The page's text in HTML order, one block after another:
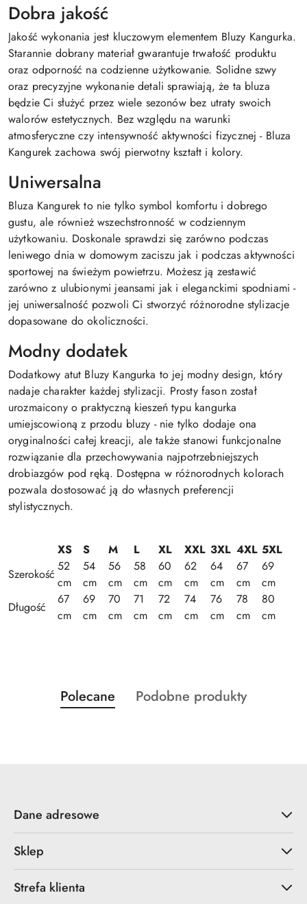
Dobra jakość
Jakość wykonania jest kluczowym elementem Bluzy Kangurka.
Starannie dobrany materiał gwarantuje trwałość produktu
oraz odporność na codzienne użytkowanie. Solidne szwy
oraz precyzyjne wykonanie detali sprawiają, że ta bluza
będzie Ci służyć przez wiele sezonów bez utraty swoich
walorów estetycznych. Bez względu na warunki
atmosferyczne czy intensywność aktywności fizycznej - Bluza
Kangurek zachowa swój pierwotny kształt i kolory.
Uniwersalna
Bluza Kangurek to nie tylko symbol komfortu i dobrego
gustu, ale również wszechstronność w codziennym
użytkowaniu. Doskonale sprawdzi się zarówno podczas
leniwego dnia w domowym zaciszu jak i podczas aktywności
sportowej na świeżym powietrzu. Możesz ją zestawić
zarówno z ulubionymi jeansami jak i eleganckimi spodniami -
jej uniwersalność pozwoli Ci stworzyć różnorodne stylizacje
dopasowane do okoliczności.
Modny dodatek
Dodatkowy atut Bluzy Kangurka to jej modny design, który
nadaje charakter każdej stylizacji. Prosty fason został
urozmaicony o praktyczną kieszeń typu kangurka
umiejscowioną z przodu bluzy - nie tylko dodaje ona
oryginalności całej kreacji, ale także stanowi funkcjonalne
rozwiązanie dla przechowywania najpotrzebniejszych
drobiazgów pod ręką. Dostępna w różnorodnych kolorach
pozwala dostosować ją do własnych preferencji
stylistycznych.
XS S M L XL XXL 3XL 4XL 5XL
Szerokość
52
cm
54
cm
56
cm
58
cm
60
cm
62
cm
64
cm
67
cm
69
cm
Długość
67
cm
69
cm
70
cm
71
cm
72
cm
74
cm
76
cm
78
cm
80
cm
Pomiń karuzelę produktów
Produkty
o
Polecane
Produkty
Podobne produkty
Dane adresowe
Sklep
Strefa klienta